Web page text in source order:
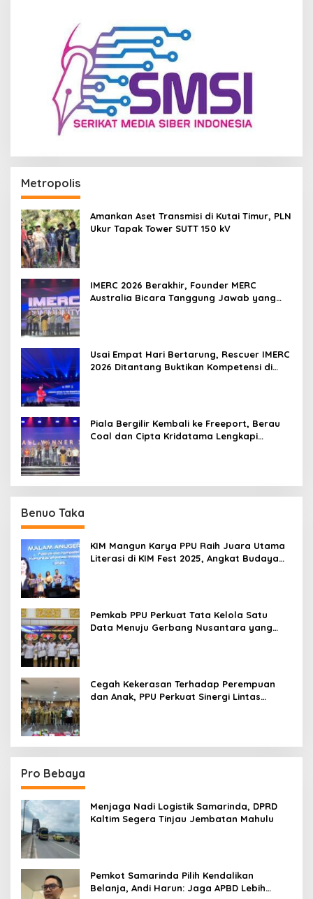
Metropolis
Amankan Aset Transmisi di Kutai Timur, PLN
Ukur Tapak Tower SUTT 150 kV
IMERC 2026 Berakhir, Founder MERC
Australia Bicara Tanggung Jawab yang
Usai Empat Hari Bertarung, Rescuer IMERC
2026 Ditantang Buktikan Kompetensi di
Piala Bergilir Kembali ke Freeport, Berau
Coal dan Cipta Kridatama Lengkapi
Benuo Taka
KIM Mangun Karya PPU Raih Juara Utama
Literasi di KIM Fest 2025, Angkat Budaya
Pemkab PPU Perkuat Tata Kelola Satu
Data Menuju Gerbang Nusantara yang
Cegah Kekerasan Terhadap Perempuan
dan Anak, PPU Perkuat Sinergi Lintas
Pro Bebaya
Menjaga Nadi Logistik Samarinda, DPRD
Kaltim Segera Tinjau Jembatan Mahulu
Pemkot Samarinda Pilih Kendalikan
Belanja, Andi Harun: Jaga APBD Lebih